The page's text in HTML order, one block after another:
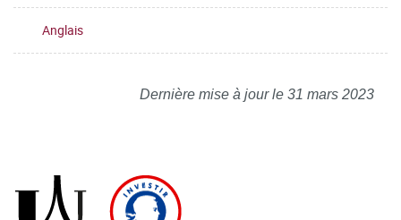
Anglais
Dernière mise à jour le 31 mars 2023